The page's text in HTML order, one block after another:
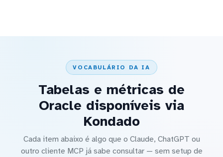
VOCABULÁRIO DA IA
Tabelas e métricas de
Oracle disponíveis via
Kondado
Cada item abaixo é algo que o Claude, ChatGPT ou
outro cliente MCP já sabe consultar — sem setup de